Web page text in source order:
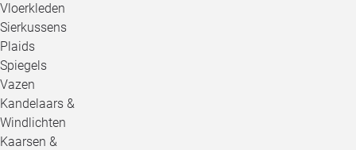
Vloerkleden
Sierkussens
Plaids
Spiegels
Vazen
Kandelaars &
Windlichten
Kaarsen &